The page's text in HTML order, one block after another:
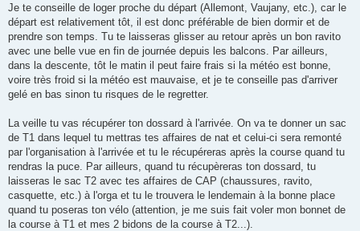
g
n
o
l
u
Je te conseille de loger proche du départ (Allemont, Vaujany, etc.), car le
départ est relativement tôt, il est donc préférable de bien dormir et de
prendre son temps. Tu te laisseras glisser au retour après un bon ravito
avec une belle vue en fin de journée depuis les balcons. Par ailleurs,
dans la descente, tôt le matin il peut faire frais si la météo est bonne,
voire très froid si la météo est mauvaise, et je te conseille pas d'arriver
gelé en bas sinon tu risques de le regretter.
La veille tu vas récupérer ton dossard à l'arrivée. On va te donner un sac
de T1 dans lequel tu mettras tes affaires de nat et celui-ci sera remonté
par l'organisation à l'arrivée et tu le récupéreras après la course quand tu
rendras la puce. Par ailleurs, quand tu récupèreras ton dossard, tu
laisseras le sac T2 avec tes affaires de CAP (chaussures, ravito,
casquette, etc.) à l'orga et tu le trouvera le lendemain à la bonne place
quand tu poseras ton vélo (attention, je me suis fait voler mon bonnet de
la course à T1 et mes 2 bidons de la course à T2...).